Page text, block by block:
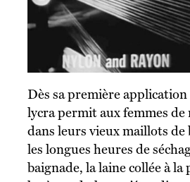
Dès sa première application commerciale, le
lycra permit aux femmes
dans leurs vieux maillots de
les longues heures de
baignade, la laine collée à